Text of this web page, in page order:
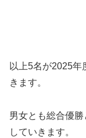
以上5名が2025
きます。
男女とも総合優
していきます。